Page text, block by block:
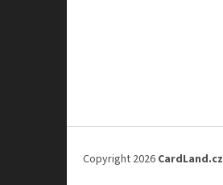
Copyright 2026 CardLand.cz